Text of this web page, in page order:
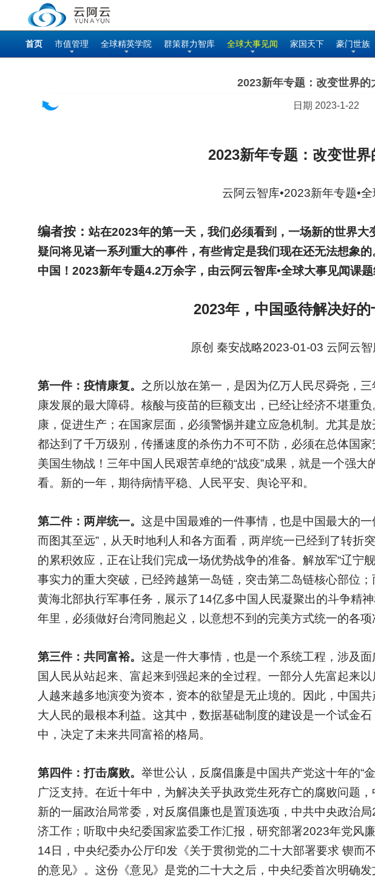
首页 市值管理 全球精英学院 群策群力智库 全球大事见闻 家国天下 豪门世族
2023新年专题：改变世界的
日期 2023-1-22
2023新年专题：改变世界
云阿云智库•2023新年专题•
编者按： 站在2023年的第一天，我们必须看到，一场新的世界
疑问将见诸一系列重大的事件，有些肯定是我们现在还无法想象
中国！2023新年专题4.2万余字，由云阿云智库•全球大事见闻课题
2023年，中国亟待解决好
原创 秦安战略2023-01-03 云阿云
第一件：疫情康复。 之所以放在第一，是因为亿万人民尽舜尧，
康发展的最大障碍。核酸与疫苗的巨额支出，已经让经济不堪重
康，促进生产；在国家层面，必须警惕并建立应急机制。尤其是
都达到了千万级别，传播速度的杀伤力不可不防，必须在总体国
美国生物战！三年中国人民艰苦卓绝的“战疫”成果，就是一个强
看。新的一年，期待病情平稳、人民平安、舆论平和。
第二件：两岸统一。 这是中国最难的一件事情，也是中国最大的
而图其至远”，从天时地利人和各方面看，两岸统一已经到了转折
的累积效应，正在让我们完成一场优势战争的准备。解放军“辽宁
事实力的重大突破，已经跨越第一岛链，突击第二岛链核心部位
黄海北部执行军事任务，展示了14亿多中国人民凝聚出的斗争精
年里，必须做好台湾同胞起义，以意想不到的完美方式统一的各项
第三件：共同富裕。 这是一件大事情，也是一个系统工程，涉及
国人民从站起来、富起来到强起来的全过程。一部分人先富起来
人越来越多地演变为资本，资本的欲望是无止境的。因此，中国
大人民的最根本利益。这其中，数据基础制度的建设是一个试金
中，决定了未来共同富裕的格局。
第四件：打击腐败。 举世公认，反腐倡廉是中国共产党这十年的“
广泛支持。在近十年中，为解决关乎执政党生死存亡的腐败问题
新的一届政治局常委，对反腐倡廉也是置顶选项，中共中央政治
济工作；听取中央纪委国家监委工作汇报，研究部署2023年党风
14日，中央纪委办公厅印发《关于贯彻党的二十大部署要求 锲而
的意见》。这份《意见》是党的二十大之后，中央纪委首次明确